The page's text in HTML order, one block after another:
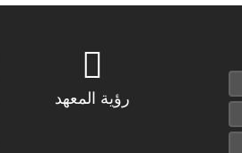
رؤية المعهد